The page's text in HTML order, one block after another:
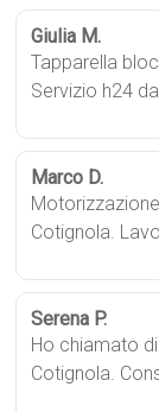
Giulia M.
Tapparella
Servizio h24
Marco D.
Cotignola.
Serena P.
Ho chiamato
Cotignola.